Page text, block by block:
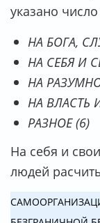
указано
НА БОГА,
НА СЕБЯ И
НА
НА ВЛАСТЬ
РАЗНОЕ (6)
На себя и
людей